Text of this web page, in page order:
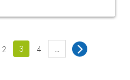
2 3 4 …